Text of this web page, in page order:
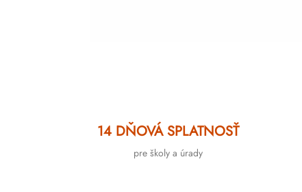
14 DŇOVÁ SPLATNOSŤ
pre školy a úrady